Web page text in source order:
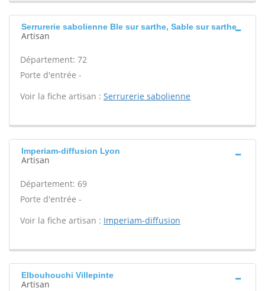
Serrurerie sabolienne Ble sur sarthe, Sable sur sarthe
Artisan
Département: 72
Porte d'entrée -
Voir la fiche artisan : Serrurerie sabolienne
Imperiam-diffusion Lyon
Artisan
Département: 69
Porte d'entrée -
Voir la fiche artisan : Imperiam-diffusion
Elbouhouchi Villepinte
Artisan